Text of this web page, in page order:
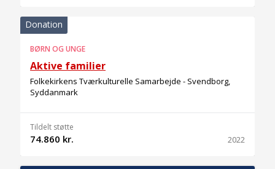
Donation
BØRN OG UNGE
Aktive familier
Folkekirkens Tværkulturelle Samarbejde - Svendborg,
Syddanmark
Tildelt støtte
74.860 kr. 2022